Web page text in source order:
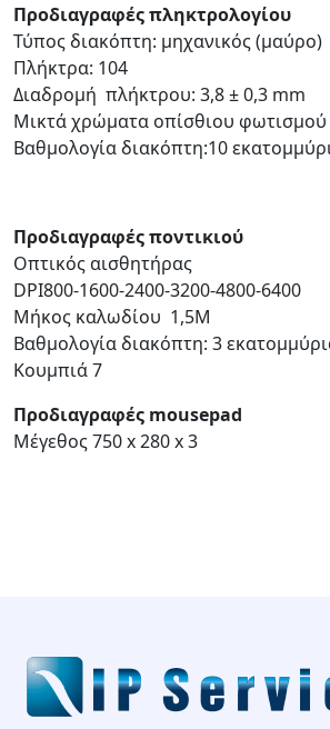
Προδιαγραφές πληκτρολογίου
Τύπος διακόπτη: μηχανικός (μαύρο)
Πλήκτρα: 104
Διαδρομή πλήκτρου: 3,8 ± 0,3 mm
Μικτά χρώματα οπίσθιου
Βαθμολογία διακόπτη:10
Προδιαγραφές ποντικιού
Οπτικός αισθητήρας
DPI800-1600-2400-3200-4800-6400
Μήκος καλωδίου 1,5M
Βαθμολογία διακόπτη: 3
Κουμπιά 7
Προδιαγραφές mousepad
Μέγεθος 750 x 280 x 3